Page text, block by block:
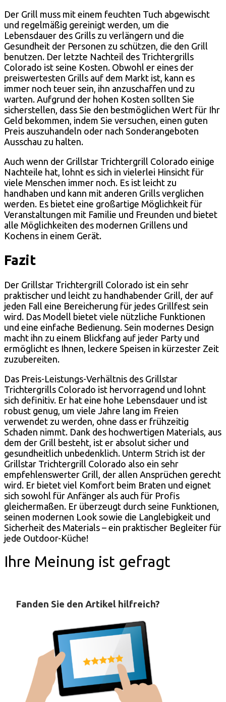
Der Grill muss mit einem feuchten Tuch abgewischt
und regelmäßig gereinigt werden, um die
Lebensdauer des Grills zu verlängern und die
Gesundheit der Personen zu schützen, die den Grill
benutzen. Der letzte Nachteil des Trichtergrills
Colorado ist seine Kosten. Obwohl er eines der
preiswertesten Grills auf dem Markt ist, kann es
immer noch teuer sein, ihn anzuschaffen und zu
warten. Aufgrund der hohen Kosten sollten Sie
sicherstellen, dass Sie den bestmöglichen Wert für Ihr
Geld bekommen, indem Sie versuchen, einen guten
Preis auszuhandeln oder nach Sonderangeboten
Ausschau zu halten.
Auch wenn der Grillstar Trichtergrill Colorado einige
Nachteile hat, lohnt es sich in vielerlei Hinsicht für
viele Menschen immer noch. Es ist leicht zu
handhaben und kann mit anderen Grills verglichen
werden. Es bietet eine großartige Möglichkeit für
Veranstaltungen mit Familie und Freunden und bietet
alle Möglichkeiten des modernen Grillens und
Kochens in einem Gerät.
Fazit
Der Grillstar Trichtergrill Colorado ist ein sehr
praktischer und leicht zu handhabender Grill, der auf
jeden Fall eine Bereicherung für jedes Grillfest sein
wird. Das Modell bietet viele nützliche Funktionen
und eine einfache Bedienung. Sein modernes Design
macht ihn zu einem Blickfang auf jeder Party und
ermöglicht es Ihnen, leckere Speisen in kürzester Zeit
zuzubereiten.
Das Preis-Leistungs-Verhältnis des Grillstar
Trichtergrills Colorado ist hervorragend und lohnt
sich definitiv. Er hat eine hohe Lebensdauer und ist
robust genug, um viele Jahre lang im Freien
verwendet zu werden, ohne dass er frühzeitig
Schaden nimmt. Dank des hochwertigen Materials, aus
dem der Grill besteht, ist er absolut sicher und
gesundheitlich unbedenklich. Unterm Strich ist der
Grillstar Trichtergrill Colorado also ein sehr
empfehlenswerter Grill, der allen Ansprüchen gerecht
wird. Er bietet viel Komfort beim Braten und eignet
sich sowohl für Anfänger als auch für Profis
gleichermaßen. Er überzeugt durch seine Funktionen,
seinen modernen Look sowie die Langlebigkeit und
Sicherheit des Materials – ein praktischer Begleiter für
jede Outdoor-Küche!
Ihre Meinung ist gefragt
Fanden Sie den Artikel hilfreich?